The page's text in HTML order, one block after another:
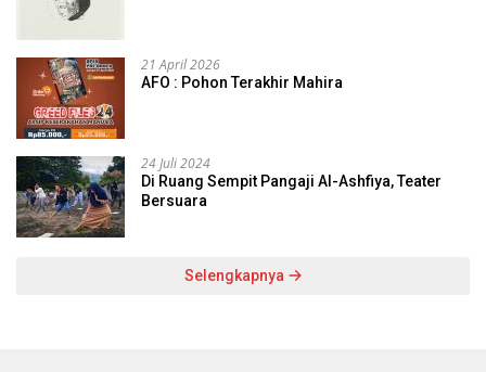
21 April 2026
AFO : Pohon Terakhir Mahira
24 Juli 2024
Di Ruang Sempit Pangaji Al-Ashfiya, Teater
Bersuara
Selengkapnya